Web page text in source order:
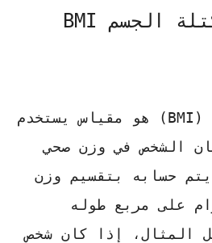
ما هو مؤشر كتلة الجسم BMI
(BMI) هو مقياس يستخدم
الشخص في وزن صحي
حسابه بتقسيم وزن
على مربع طوله
المثال، إذا كان شخص